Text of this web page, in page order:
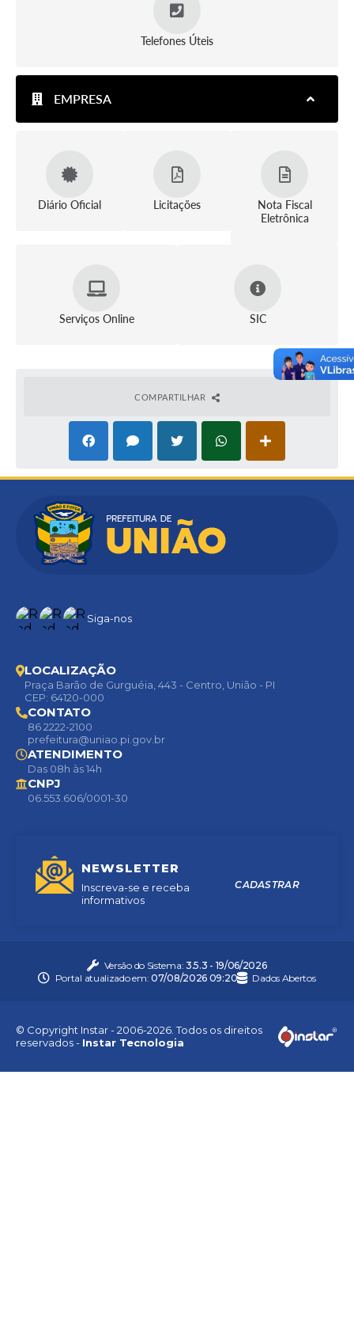
Telefones Úteis
EMPRESA
Diário Oficial Licitações
Nota Fiscal
Eletrônica
Serviços Online SIC
COMPARTILHAR
Siga-nos
NEWSLETTER
Inscreva-se e receba
informativos
CADASTRAR
LOCALIZAÇÃO
Praça Barão de Gurguéia, 443 - Centro, União - PI
CEP: 64120-000
CONTATO
86 2222-2100
prefeitura@uniao.pi.gov.br
ATENDIMENTO
Das 08h às 14h
CNPJ
06.553.606/0001-30
Versão do Sistema: 3.5.3 - 19/06/2026
Portal atualizado em:07/08/2026 09:20 Dados Abertos
© Copyright Instar - 2006-2026. Todos os direitos
reservados - Instar Tecnologia